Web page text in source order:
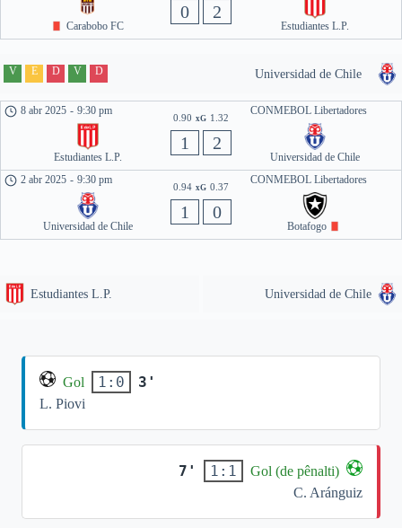
Carabobo FC
0 2
Estudiantes L.P.
Universidad de Chile
V E D V D
CONMEBOL Libertadores
8 abr 2025 - 9:30 pm
Estudiantes L.P.
0.90 xG 1.32
1 2
Universidad de Chile
CONMEBOL Libertadores
2 abr 2025 - 9:30 pm
Universidad de Chile
0.94 xG 0.37
1 0
Botafogo
Estudiantes L.P. Universidad de Chile
Gol 1:0 3'
L. Piovi
7' 1:1
Gol (de pênalti)
C. Aránguiz